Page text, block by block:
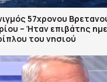
57χρονου
– Ήταν επιβάτης
του νησιού